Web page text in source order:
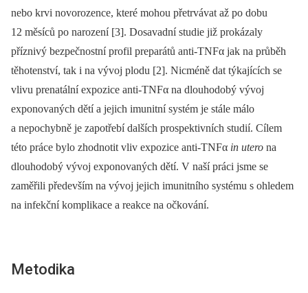
nebo krvi novorozence, které mohou přetrvávat až po dobu
12 měsíců po narození [3]. Dosavadní studie již prokázaly
příznivý bezpečnostní profil preparátů anti-TNFα jak na průběh
těhotenství, tak i na vývoj plodu [2]. Nicméně dat týkajících se
vlivu prenatální expozice anti-TNFα na dlouhodobý vývoj
exponovaných dětí a jejich imunitní systém je stále málo
a nepochybně je zapotřebí dalších prospektivních studií. Cílem
této práce bylo zhodnotit vliv expozice anti-TNFα in utero na
dlouhodobý vývoj exponovaných dětí. V naší práci jsme se
zaměřili především na vývoj jejich imunitního systému s ohledem
na infekční komplikace a reakce na očkování.
Metodika